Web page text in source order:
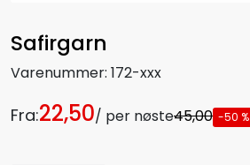
Safirgarn
Varenummer: 172-xxx
Fra:22,50/ per nøste45,00 -50 %